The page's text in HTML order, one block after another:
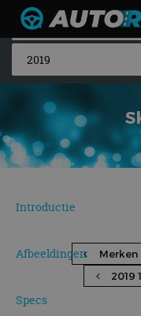
Autonieuws
Podcast
Autotests
Automerken
Adverteren
Contact
Introductie
Afbeeldingen
Specs
Merken
2019